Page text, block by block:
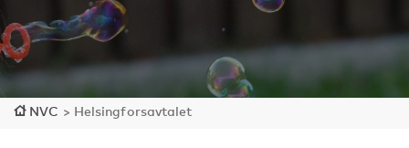
NVC > Helsingforsavtalet